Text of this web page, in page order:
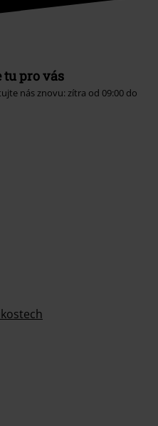
tu pro vás
nás znovu: zítra od 09:00 do